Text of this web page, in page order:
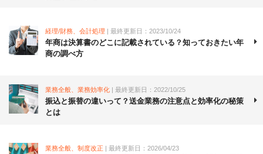
経理/財務、会計処理 | 最終更新日：2023/10/24
年商は決算書のどこに記載されている？知っておきたい年
商の調べ方
業務全般、業務効率化 | 最終更新日：2022/10/25
振込と振替の違いって？送金業務の注意点と効率化の秘策
とは
業務全般、制度改正 | 最終更新日：2026/04/23